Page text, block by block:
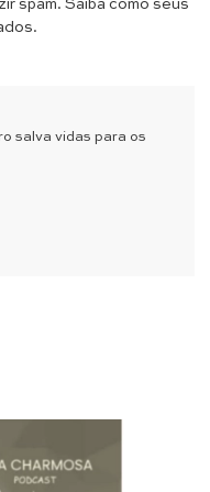
spam. Saiba como seus
.
salva vidas para os